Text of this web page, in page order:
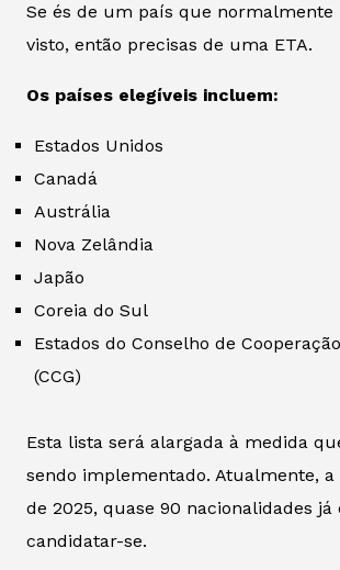
Se és de um país que normalmente
visto, então precisas de uma ETA.
Os países elegíveis incluem:
Estados Unidos
Canadá
Austrália
Nova Zelândia
Japão
Coreia do Sul
Estados do Conselho de
(CCG)
Esta lista será alargada à medida
sendo implementado. Atualmente,
de 2025, quase 90 nacionalidades já
candidatar-se.